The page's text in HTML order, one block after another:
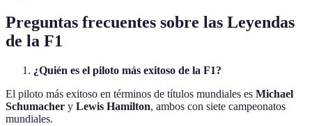
Preguntas frecuentes sobre las Leyendas
de la F1
¿Quién es el piloto más exitoso de la F1?
El piloto más exitoso en términos de títulos mundiales es Michael
Schumacher y Lewis Hamilton, ambos con siete campeonatos
mundiales.